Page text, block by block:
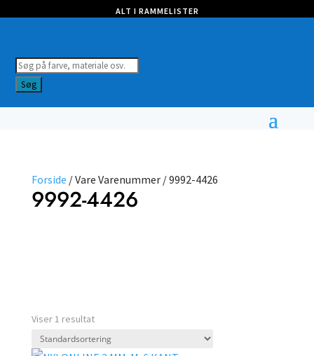
ALT I RAMMELISTER
Products
search
Søg
Forside / Vare Varenummer / 9992-4426
9992-4426
Viser 1 resultat